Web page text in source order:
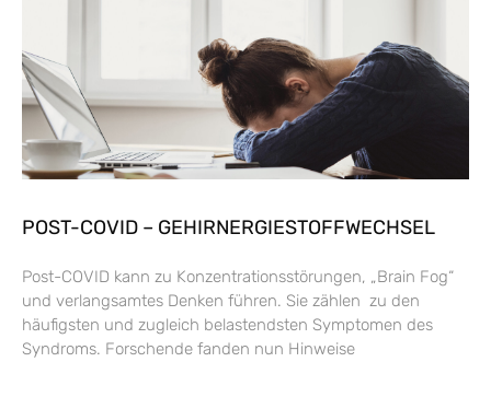
POST-COVID – GEHIRNERGIESTOFFWECHSEL
Post-COVID kann zu Konzentrationsstörungen, „Brain Fog“
und verlangsamtes Denken führen. Sie zählen zu den
häufigsten und zugleich belastendsten Symptomen des
Syndroms. Forschende fanden nun Hinweise